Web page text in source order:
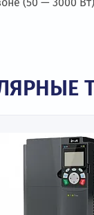
(50 — 3000